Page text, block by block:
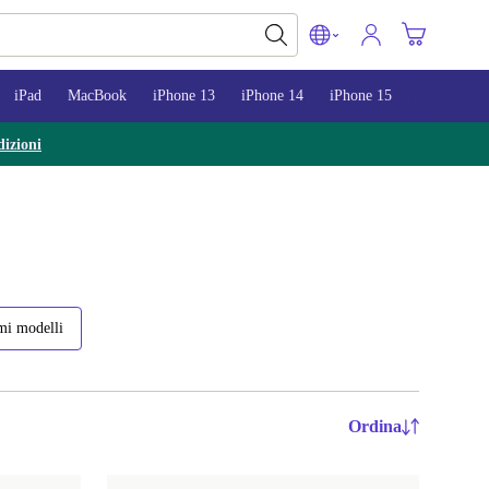
iPad MacBook iPhone 13 iPhone 14 iPhone 15
modelli
Ordina